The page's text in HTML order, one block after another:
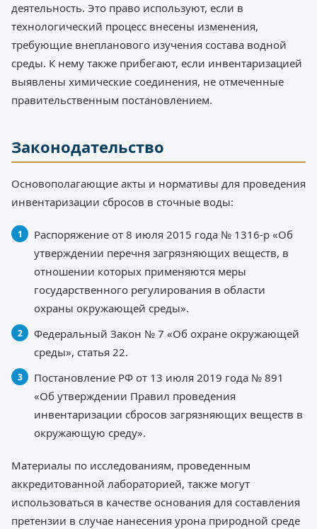
деятельность. Это право используют, если в
технологический процесс внесены изменения,
требующие внепланового изучения состава водной
среды. К нему также прибегают, если инвентаризацией
выявлены химические соединения, не отмеченные
правительственным постановлением.
Законодательство
Основополагающие акты и нормативы для проведения
инвентаризации сбросов в сточные воды:
Распоряжение от 8 июля 2015 года № 1316-р «Об
утверждении перечня загрязняющих веществ, в
отношении которых применяются меры
государственного регулирования в области
охраны окружающей среды».
Федеральный Закон № 7 «Об охране окружающей
среды», статья 22.
Постановление РФ от 13 июля 2019 года № 891
«Об утверждении Правил проведения
инвентаризации сбросов загрязняющих веществ в
окружающую среду».
Материалы по исследованиям, проведенным
аккредитованной лабораторией, также могут
использоваться в качестве основания для составления
претензии в случае нанесения урона природной среде